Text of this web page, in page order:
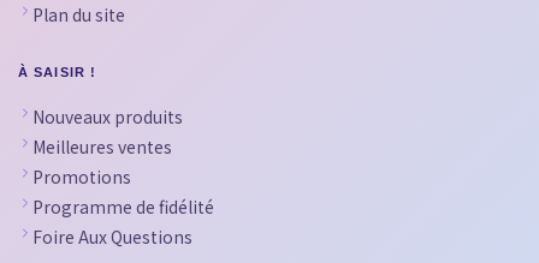
Plan du site
À SAISIR !
Nouveaux produits
Meilleures ventes
Promotions
Programme de fidélité
Foire Aux Questions